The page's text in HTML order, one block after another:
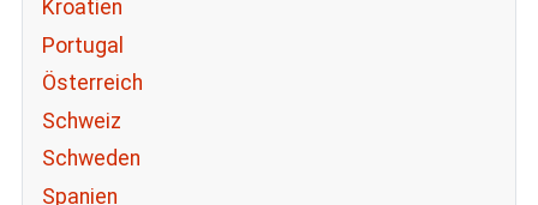
Kroatien
Portugal
Österreich
Schweiz
Schweden
Spanien